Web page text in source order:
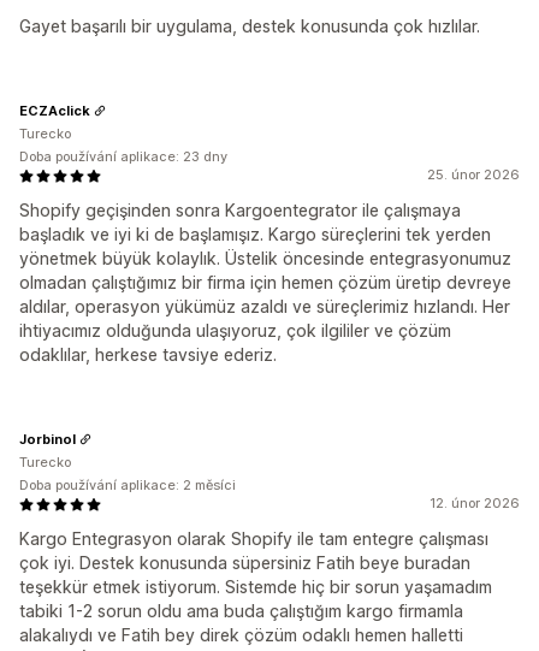
Gayet başarılı bir uygulama, destek konusunda çok hızlılar.
25. únor 2026
Shopify geçişinden sonra Kargoentegrator ile çalışmaya
başladık ve iyi ki de başlamışız. Kargo süreçlerini tek yerden
yönetmek büyük kolaylık. Üstelik öncesinde entegrasyonumuz
olmadan çalıştığımız bir firma için hemen çözüm üretip devreye
aldılar, operasyon yükümüz azaldı ve süreçlerimiz hızlandı. Her
ihtiyacımız olduğunda ulaşıyoruz, çok ilgililer ve çözüm
odaklılar, herkese tavsiye ederiz.
ECZAclick
Turecko
Doba používání aplikace: 23 dny
12. únor 2026
Kargo Entegrasyon olarak Shopify ile tam entegre çalışması
çok iyi. Destek konusunda süpersiniz Fatih beye buradan
teşekkür etmek istiyorum. Sistemde hiç bir sorun yaşamadım
tabiki 1-2 sorun oldu ama buda çalıştığım kargo firmamla
alakalıydı ve Fatih bey direk çözüm odaklı hemen halletti
Jorbinol
Turecko
Doba používání aplikace: 2 měsíci